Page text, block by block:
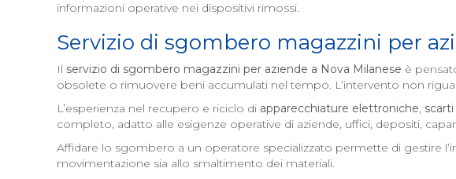
informazioni operative nei dispositivi rimossi.
Servizio di sgombero magazzini per
Il servizio di sgombero magazzini per aziende a Nova Milanese è
obsolete o rimuovere beni accumulati nel tempo. L’intervento non
L’esperienza nel recupero e riciclo di apparecchiature elettroniche,
completo, adatto alle esigenze operative di aziende, uffici, depositi,
Affidare lo sgombero a un operatore specializzato permette di gestire
movimentazione sia allo smaltimento dei materiali.